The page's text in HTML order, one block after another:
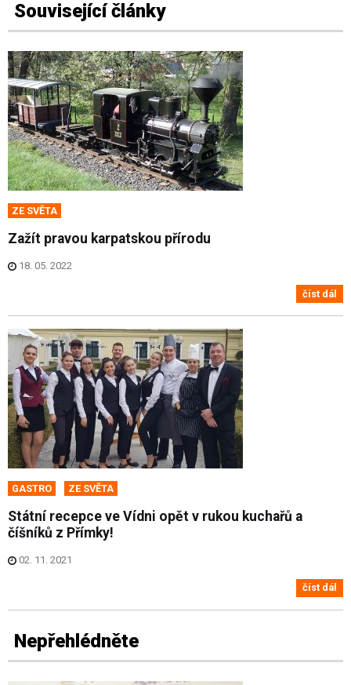
Související články
ZE SVĚTA
Zažít pravou karpatskou přírodu
18. 05. 2022
číst dál
GASTRO ZE SVĚTA
Státní recepce ve Vídni opět v rukou kuchařů a
číšníků z Přímky!
02. 11. 2021
číst dál
Nepřehlédněte